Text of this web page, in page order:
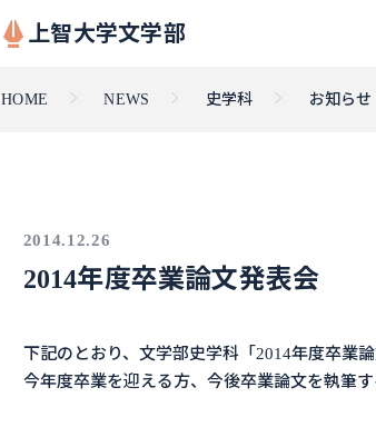
上智大学文学部
HOME NEWS 史学科 お知らせ
2014.12.26
2014年度卒業論文発表会
下記のとおり、文学部史学科「2014年度卒業論
今年度卒業を迎える方、今後卒業論文を執筆